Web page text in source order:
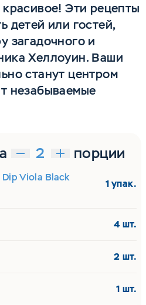
Эти рецепты
детей или гостей,
загадочного и
Хеллоуин. Ваши
станут центром
незабываемые
порции
Viola Black
1 упак.
4 шт.
2 шт.
1 шт.